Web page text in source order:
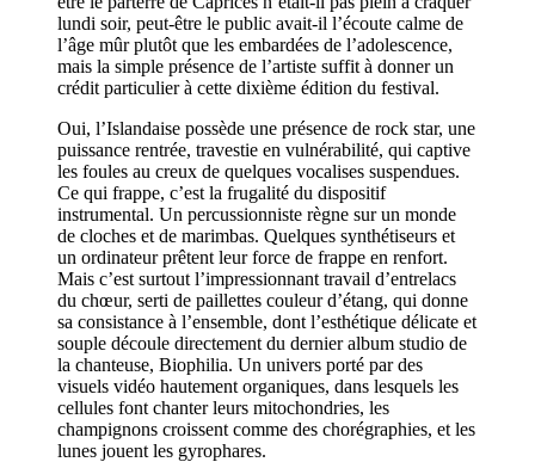
lundi soir, peut-être le public avait-il l’écoute calme de
l’âge mûr plutôt que les embardées de l’adolescence,
mais la simple présence de l’artiste suffit à donner un
crédit particulier à cette dixième édition du festival.
Oui, l’Islandaise possède une présence de rock star, une
puissance rentrée, travestie en vulnérabilité, qui captive
les foules au creux de quelques vocalises suspendues.
Ce qui frappe, c’est la frugalité du dispositif
instrumental. Un percussionniste règne sur un monde
de cloches et de marimbas. Quelques synthétiseurs et
un ordinateur prêtent leur force de frappe en renfort.
Mais c’est surtout l’impressionnant travail d’entrelacs
du chœur, serti de paillettes couleur d’étang, qui donne
sa consistance à l’ensemble, dont l’esthétique délicate et
souple découle directement du dernier album studio de
la chanteuse, Biophilia. Un univers porté par des
visuels vidéo hautement organiques, dans lesquels les
cellules font chanter leurs mitochondries, les
champignons croissent comme des chorégraphies, et les
lunes jouent les gyrophares.